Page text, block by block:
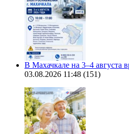
В Махачкале на 3–4 августа
03.08.2026 11:48 (151)